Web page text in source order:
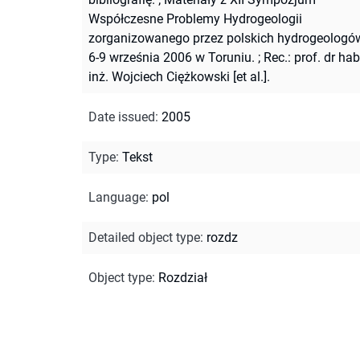
Współczesne Problemy Hydrogeologii
zorganizowanego przez polskich
6-9 września 2006 w Toruniu. ; Rec.: prof. dr
inż. Wojciech Ciężkowski [et al.].
Date issued: 2005
Type: Tekst
Language: pol
Detailed object type: rozdz
Object type: Rozdział